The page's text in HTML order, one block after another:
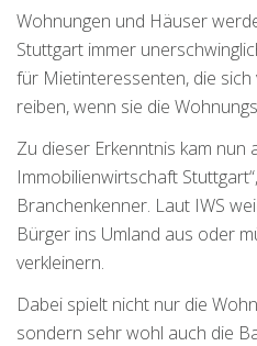
Wohnungen und Häuser
Stuttgart immer
für Mietinteressenten, die
reiben, wenn sie die
Zu dieser Erkenntnis kam nun
Immobilienwirtschaft
Branchenkenner. Laut IWS
Bürger ins Umland aus oder
verkleinern.
Dabei spielt nicht nur die
sondern sehr wohl auch die